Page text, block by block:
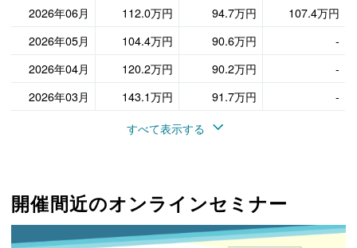
2026年06月
112.0万円 94.7万円
107.4万円
2026年05月
104.4万円 90.6万円
-
2026年04月
120.2万円 90.2万円
-
2026年03月
143.1万円 91.7万円
-
すべて表示する
開催間近のオンラインセミナー